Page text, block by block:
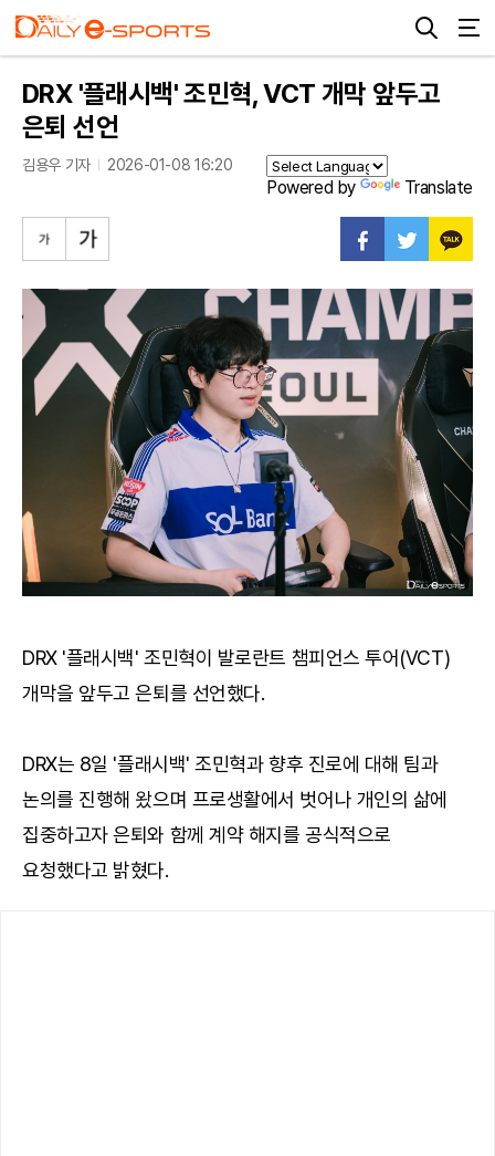
DRX '플래시백' 조민혁, VCT 개막 앞두고
은퇴 선언
김용우 기자 2026-01-08 16:20
Powered by Translate
DRX '플래시백' 조민혁이 발로란트 챔피언스 투어(VCT)
개막을 앞두고 은퇴를 선언했다.
DRX는 8일 '플래시백' 조민혁과 향후 진로에 대해 팀과
논의를 진행해 왔으며 프로생활에서 벗어나 개인의 삶에
집중하고자 은퇴와 함께 계약 해지를 공식적으로
요청했다고 밝혔다.